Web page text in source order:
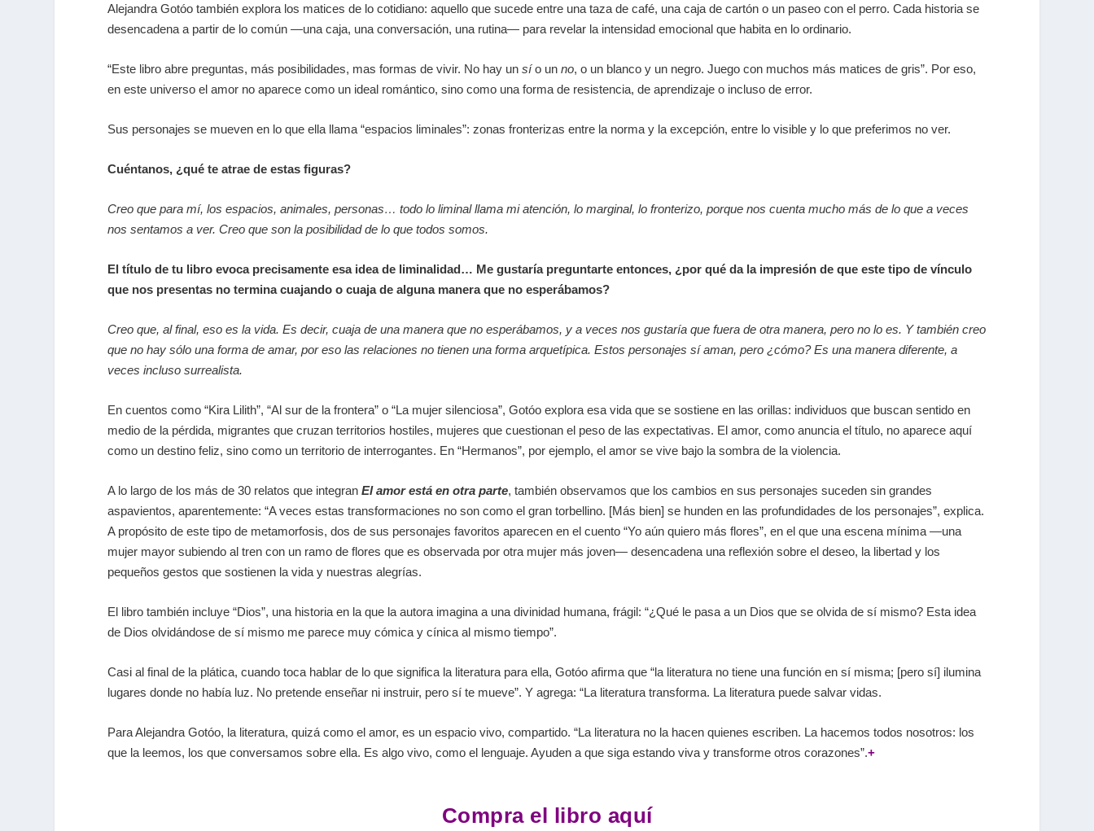
Alejandra Gotóo también explora los matices de lo cotidiano: aquello que sucede entre una taza de café, una caja de cartón o un paseo con el perro. Cada historia se
desencadena a partir de lo común —una caja, una conversación, una rutina— para revelar la intensidad emocional que habita en lo ordinario.
“Este libro abre preguntas, más posibilidades, mas formas de vivir. No hay un sío un no, o un blanco y un negro. Juego con muchos más matices de gris”. Por eso,
en este universo el amor no aparece como un ideal romántico, sino como una forma de resistencia, de aprendizaje o incluso de error.
Sus personajes se mueven en lo que ella llama “espacios liminales”: zonas fronterizas entre la norma y la excepción, entre lo visible y lo que preferimos no ver.
Cuéntanos, ¿qué te atrae de estas figuras?
Creo que para mí, los espacios, animales, personas… todo lo liminal llama mi atención, lo marginal, lo fronterizo, porque nos cuenta mucho más de lo que a veces
nos sentamos a ver. Creo que son la posibilidad de lo que todos somos.
El título de tu libro evoca precisamente esa idea de liminalidad… Me gustaría preguntarte entonces, ¿por qué da la impresión de que este tipo de vínculo
que nos presentas no termina cuajando o cuaja de alguna manera que no esperábamos?
Creo que, al final, eso es la vida. Es decir, cuaja de una manera que no esperábamos, y a veces nos gustaría que fuera de otra manera, pero no lo es. Y también creo
que no hay sólo una forma de amar, por eso las relaciones no tienen una forma arquetípica. Estos personajes sí aman, pero ¿cómo? Es una manera diferente, a
veces incluso surrealista.
En cuentos como “Kira Lilith”, “Al sur de la frontera” o “La mujer silenciosa”, Gotóo explora esa vida que se sostiene en las orillas: individuos que buscan sentido en
medio de la pérdida, migrantes que cruzan territorios hostiles, mujeres que cuestionan el peso de las expectativas. El amor, como anuncia el título, no aparece aquí
como un destino feliz, sino como un territorio de interrogantes. En “Hermanos”, por ejemplo, el amor se vive bajo la sombra de la violencia.
A lo largo de los más de 30 relatos que integran El amor está en otra parte, también observamos que los cambios en sus personajes suceden sin grandes
aspavientos, aparentemente: “A veces estas transformaciones no son como el gran torbellino. [Más bien] se hunden en las profundidades de los personajes”, explica.
A propósito de este tipo de metamorfosis, dos de sus personajes favoritos aparecen en el cuento “Yo aún quiero más flores”, en el que una escena mínima —una
mujer mayor subiendo al tren con un ramo de flores que es observada por otra mujer más joven— desencadena una reflexión sobre el deseo, la libertad y los
pequeños gestos que sostienen la vida y nuestras alegrías.
El libro también incluye “Dios”, una historia en la que la autora imagina a una divinidad humana, frágil: “¿Qué le pasa a un Dios que se olvida de sí mismo? Esta idea
de Dios olvidándose de sí mismo me parece muy cómica y cínica al mismo tiempo”.
Casi al final de la plática, cuando toca hablar de lo que significa la literatura para ella, Gotóo afirma que “la literatura no tiene una función en sí misma; [pero sí] ilumina
lugares donde no había luz. No pretende enseñar ni instruir, pero sí te mueve”. Y agrega: “La literatura transforma. La literatura puede salvar vidas.
Para Alejandra Gotóo, la literatura, quizá como el amor, es un espacio vivo, compartido. “La literatura no la hacen quienes escriben. La hacemos todos nosotros: los
que la leemos, los que conversamos sobre ella. Es algo vivo, como el lenguaje. Ayuden a que siga estando viva y transforme otros corazones”.+
Compra el libro aquí